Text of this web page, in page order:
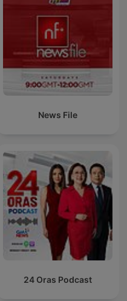
News File
24 Oras Podcast